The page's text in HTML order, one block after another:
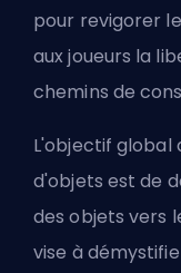
pour revigorer
aux joueurs la
chemins de
L'objectif
d'objets est de
des objets vers
vise à